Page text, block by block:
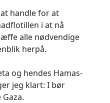
handle for at
i at nå
alle nødvendige
herpå.
og hendes Hamas-
jeg klart: I bør